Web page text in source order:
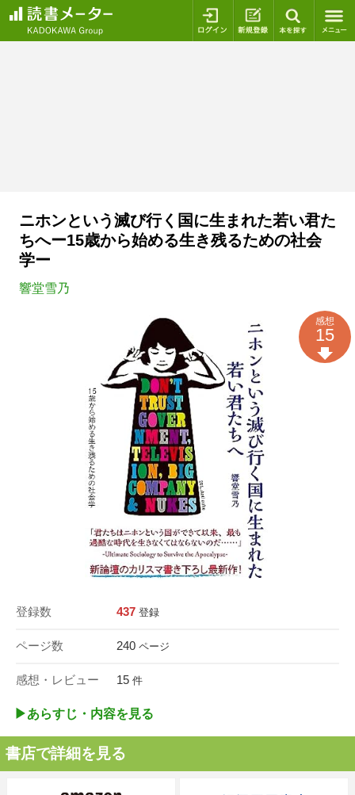
ログイン 新規登録
ニホンという滅び行く国に生まれた若い君た
ちへー15歳から始める生き残るための社会
学ー
響堂雪乃
登録数 437 登録
ページ数 240 ページ
感想・レビュー 15 件
感想
15
▶︎あらすじ・内容を見る
書店で詳細を見る